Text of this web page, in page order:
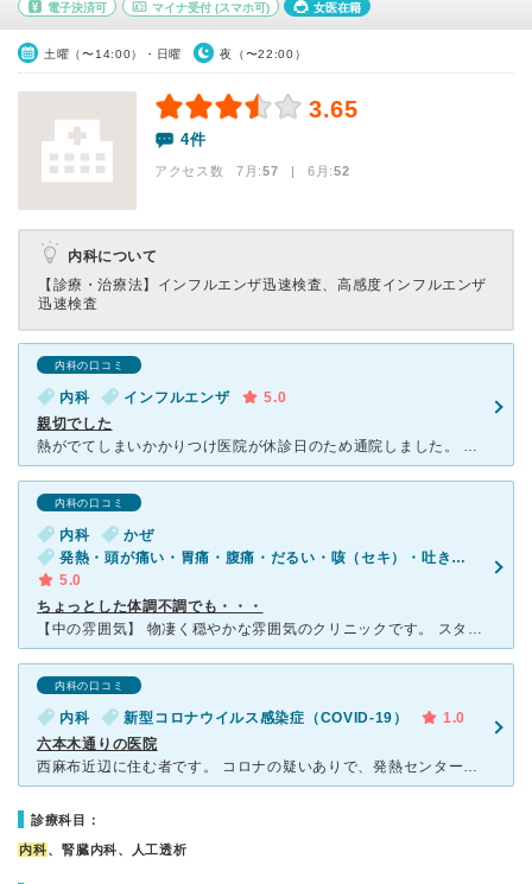
電子決済可 マイナ受付(スマホ可) 女医在籍
土曜（〜14:00）・日曜 夜（〜22:00）
3.65
4件
アクセス数 7月:57 | 6月:52
内科について
【診療・治療法】 インフルエンザ迅速検査、高感度インフルエンザ
迅速検査
内科の口コミ
内科 インフルエンザ
5.0
親切でした
熱がでてしまいかかりつけ医院が休診日のため通院しました。 インフルとコロナの検査の結果からインフル陽性でしたが、先生もよく話を聞いてくださるし受付やスタッフも物腰柔らかく、とても親切でした。 流れ
内科の口コミ
内科
かぜ
発熱・頭が痛い・胃痛・腹痛・だるい・咳（セキ）・吐き気・嘔吐・体調不良・鼻のつまり
5.0
ちょっとした体調不調でも・・・
【中の雰囲気】 物凄く穏やかな雰囲気のクリニックです。 スタッフの方もとても感じが良いです。 先生は、大した症状でなくてもとても真剣に耳を傾けてくださり、 とても安心して受診できます。
内科の口コミ
内科 新型コロナウイルス感染症（COVID-19）
1.0
六本木通りの医院
西麻布近辺に住む者です。 コロナの疑いありで、発熱センターから紹介され行ったのがこちらのクリニック。倒れそうになりながらたどり着いたら、いきなり寒空の玄関の外で３、４分待たされ、さらに通されたのは不
診療科目：
内科、腎臓内科、人工透析